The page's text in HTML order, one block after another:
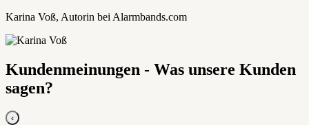
Karina Voß, Autorin bei Alarmbands.com
Kundenmeinungen - Was unsere Kunden
sagen?
‹